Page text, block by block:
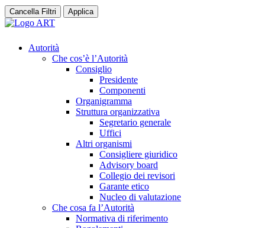
Cancella Filtri Applica
Autorità
Che cos’è l’Autorità
Consiglio
Presidente
Componenti
Organigramma
Struttura organizzativa
Segretario generale
Uffici
Altri organismi
Consigliere giuridico
Advisory board
Collegio dei revisori
Garante etico
Nucleo di valutazione
Che cosa fa l’Autorità
Normativa di riferimento